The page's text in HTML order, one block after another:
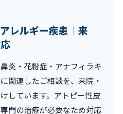
レルギー疾患｜来
炎・花粉症・アナフィラキ
関連したご相談を、来院・
しています。アトピー性皮
門の治療が必要なため対応